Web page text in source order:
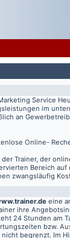
Service
im
an
Online-
Trainer, der
Bereich auf
zwangsläufig
eine
ihre
24 Stunden am
bzw.
begrenzt. Im